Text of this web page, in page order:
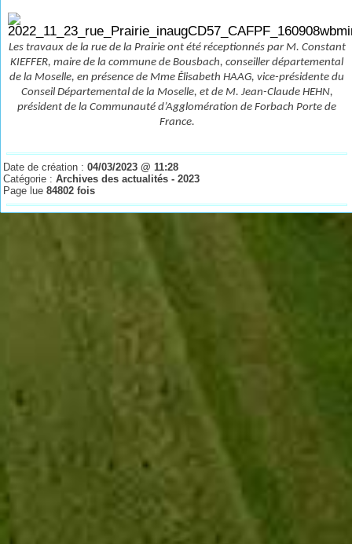
Les travaux de la rue de la Prairie ont été réceptionnés par M. Constant
KIEFFER, maire de la commune de Bousbach, conseiller départemental
de la Moselle, en présence de Mme Élisabeth HAAG, vice-présidente du
Conseil Départemental de la Moselle, et de M. Jean-Claude HEHN,
président de la Communauté d’Agglomération de Forbach Porte de
France.
Date de création :04/03/2023 @ 11:28
Catégorie :Archives des actualités - 2023
Page lue84802 fois